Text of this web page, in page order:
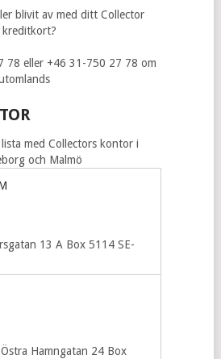
blivit av med ditt Collector
kreditkort?
78 eller +46 31-750 27 78 om
med Collectors kontor i
och Malmö
13 A Box 5114 SE-
Hamngatan 24 Box